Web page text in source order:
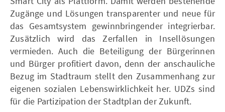
Zugänge und Lösungen transparenter und neue für
das Gesamtsystem gewinnbringender integrierbar.
Zusätzlich wird das Zerfallen in Insellösungen
vermieden. Auch die Beteiligung der Bürgerinnen
und Bürger profitiert davon, denn der anschauliche
Bezug im Stadtraum stellt den Zusammenhang zur
eigenen sozialen Lebenswirklichkeit her. UDZs sind
für die Partizipation der Stadtplan der Zukunft.